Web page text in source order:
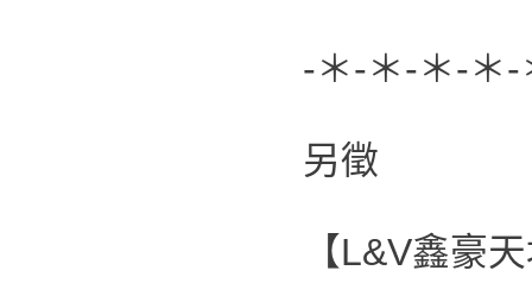
-＊-＊-＊-＊
另徵
【L&V鑫豪